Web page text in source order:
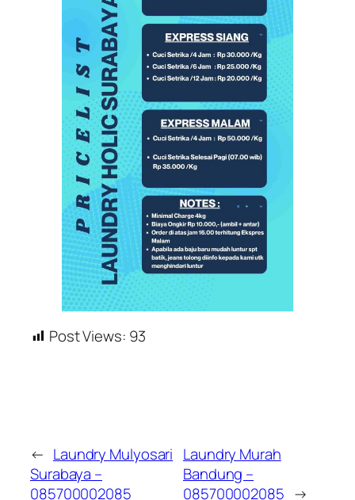
Post Views: 93
← Laundry Mulyosari
Surabaya –
085700002085
Laundry Murah
Bandung –
085700002085 →